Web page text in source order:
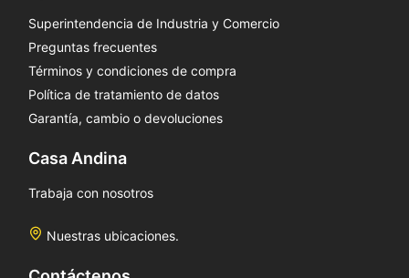
Superintendencia de Industria y Comercio
Preguntas frecuentes
Términos y condiciones de compra
Política de tratamiento de datos
Garantía, cambio o devoluciones
Casa Andina
Trabaja con nosotros
Nuestras ubicaciones.